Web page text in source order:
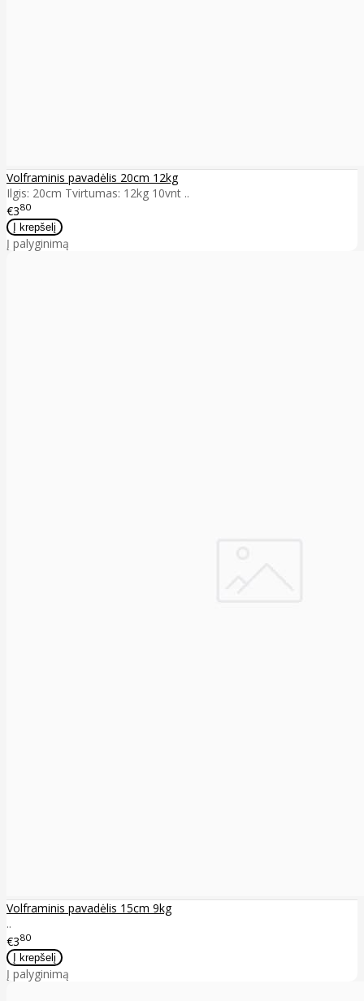
Volframinis pavadėlis 20cm 12kg
Ilgis: 20cm Tvirtumas: 12kg 10vnt ..
€380
Į palyginimą
Volframinis pavadėlis 15cm 9kg
..
€380
Į palyginimą